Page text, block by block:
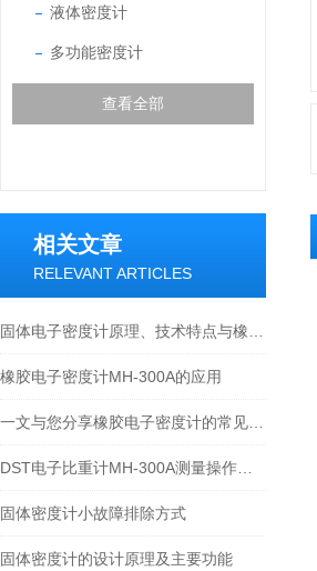
液体密度计
多功能密度计
查看全部
相关文章
RELEVANT ARTICLES
橡胶电子密度计MH-300A的应用
固体密度计小故障排除方式
固体密度计的设计原理及主要功能